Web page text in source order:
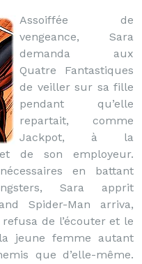
Assoiffée de
vengeance, Sara
demanda aux
Quatre Fantastiques
de veiller sur sa fille
pendant qu’elle
repartait, comme
Jackpot, à la
de son employeur.
en battant
Sara apprit
Spider-Man arriva,
de l’écouter et le
jeune femme autant
que d’elle-même.